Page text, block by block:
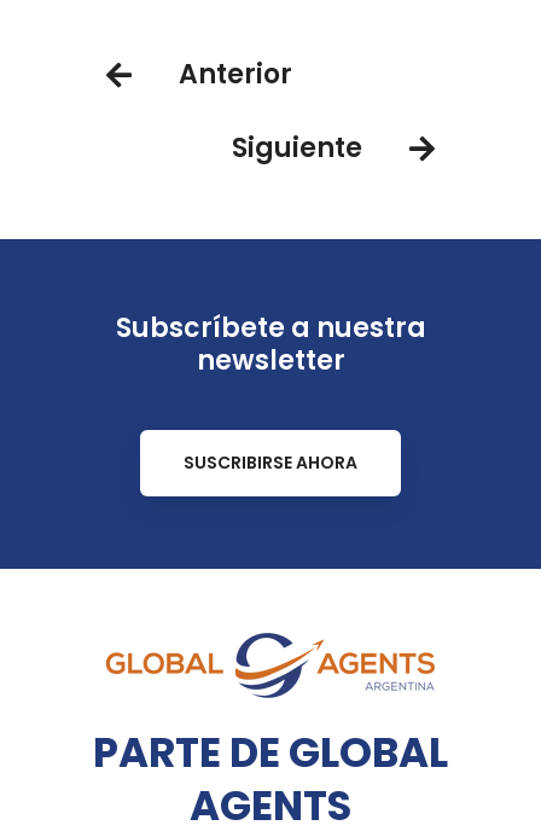
Anterior
Siguiente
Subscríbete a nuestra
newsletter
SUSCRIBIRSE AHORA
PARTE DE GLOBAL
AGENTS